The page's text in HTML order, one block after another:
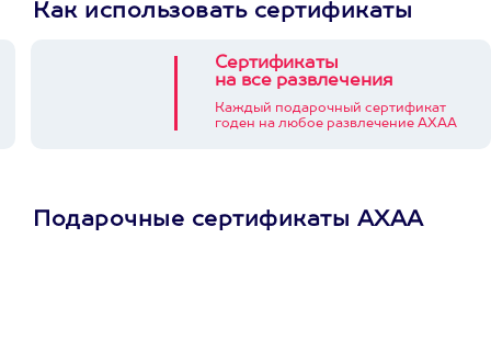
Как использовать сертификаты
Сертификаты
на все развлечения
Каждый подарочный сертификат
годен на любое развлечение АХАА
Подарочные сертификаты АХАА